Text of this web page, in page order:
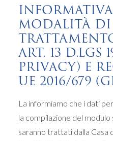
MODALITÀ DI
ART. 13 D.LGS
PRIVACY) E
UE 2016/679
La informiamo che i dati
la compilazione del
saranno trattati dalla Casa